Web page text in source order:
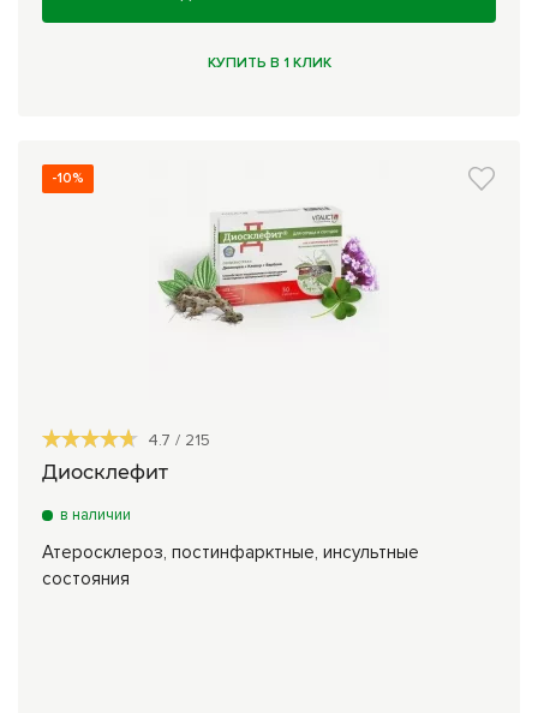
КУПИТЬ В 1 КЛИК
-10%
4.7 / 215
Диосклефит
в наличии
Атеросклероз, постинфарктные, инсультные
состояния